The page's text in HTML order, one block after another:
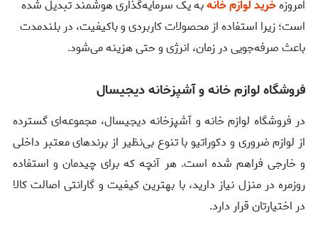
امروزهخرید لوازم خانهبه یک سرمایه‌گذاری هوشمند تبدیل شده
است؛ زیرا استفاده از محصولات کاربردی و باکیفیت، در بلندمدت
باعث صرفه‌جویی در زمان، انرژی و حتی هزینه می‌شود.
فروشگاه لوازم خانه و آشپزخانه دیجیسال
در فروشگاه لوازم خانه و آشپزخانه دیجیسال، مجموعه‌ای گسترده
از لوازم ضروری و دکوراتیو با تنوع بی‌نظیر از برندهای معتبر داخلی
و خارجی فراهم شده است. هر آنچه که برای چیدمان و استفاده
روزمره در منزل نیاز دارید، با بهترین کیفیت و گارانتی اصالت کالا
در اختیارتان قرار دارد.